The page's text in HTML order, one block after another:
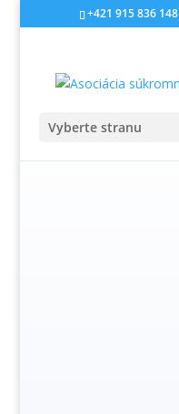
+421 915 836 148
Vyberte stranu